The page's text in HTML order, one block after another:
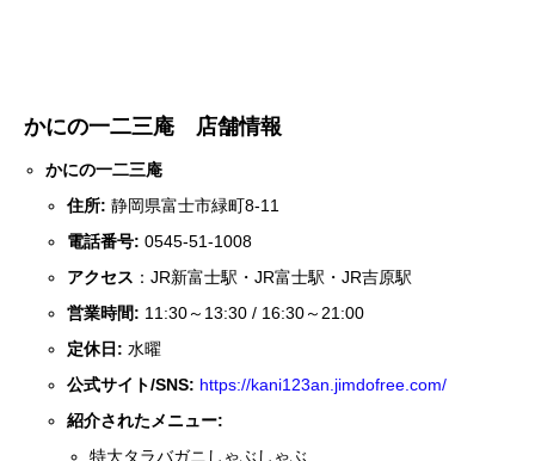
かにの一二三庵 店舗情報
かにの一二三庵
住所: 静岡県富士市緑町8-11
電話番号: 0545-51-1008
アクセス ：JR新富士駅・JR富士駅・JR吉原駅
営業時間: 11:30～13:30 / 16:30～21:00
定休日: 水曜
公式サイト/SNS: https://kani123an.jimdofree.com/
紹介されたメニュー:
特大タラバガニしゃぶしゃぶ